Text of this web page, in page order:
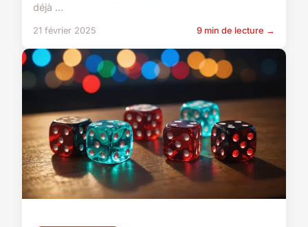
déjà ...
21 février 2025 9 min de lecture →